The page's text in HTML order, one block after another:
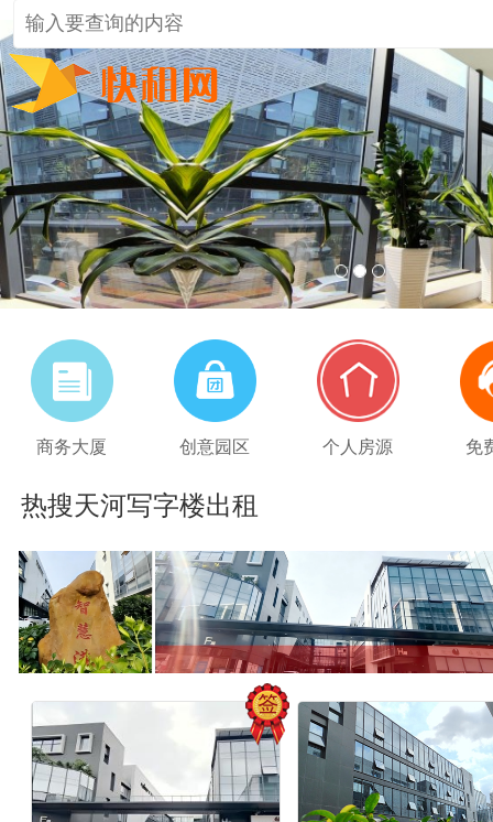
1 2 3
商务大厦 创意园区 个人房源 免
热搜天河写字楼出租